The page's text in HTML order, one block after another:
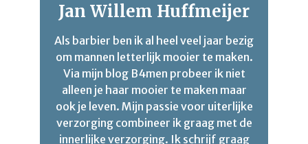
Jan Willem Huffmeijer
Als barbier ben ik al heel veel jaar bezig
om mannen letterlijk mooier te maken.
Via mijn blog B4men probeer ik niet
alleen je haar mooier te maken maar
ook je leven. Mijn passie voor uiterlijke
verzorging combineer ik graag met de
innerlijke verzorging. Ik schrijf graag